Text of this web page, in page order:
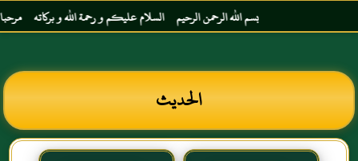
بسم الله الرحمن الرحيم السلام عليكم و رحمة الله و بركاته مرحبا
الحديث